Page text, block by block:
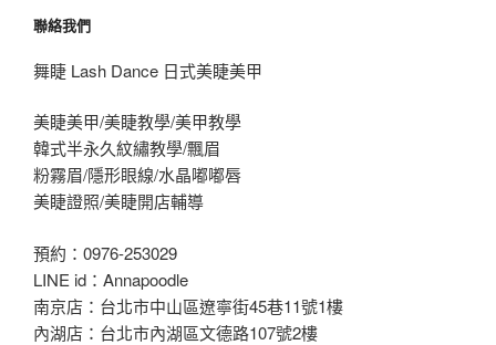
聯絡我們
舞睫 Lash Dance 日式美睫美甲
美睫美甲/美睫教學/美甲教學
韓式半永久紋繡教學/飄眉
粉霧眉/隱形眼線/水晶嘟嘟唇
美睫證照/美睫開店輔導
預約：0976-253029
LINE id：Annapoodle
南京店：台北市中山區遼寧街45巷11號1樓
內湖店：台北市內湖區文德路107號2樓